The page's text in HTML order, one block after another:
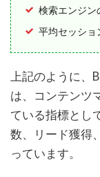
検索エンジン
平均セッショ
上記のように
は、コンテンツ
ている指標とし
数、リード獲得
っています。